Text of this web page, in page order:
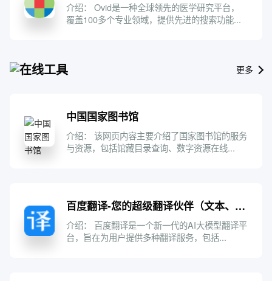
介绍： Ovid是一种全球领先的医学研究平台，
覆盖100多个专业领域，提供先进的搜索功能...
在线工具 更多
中国国家图书馆
介绍： 该网页内容主要介绍了国家图书馆的服务
与资源，包括馆藏目录查询、数字资源在线...
百度翻译-您的超级翻译伙伴（文本、文档翻译）
介绍： 百度翻译是一个新一代的AI大模型翻译平
台，旨在为用户提供多种翻译服务，包括...